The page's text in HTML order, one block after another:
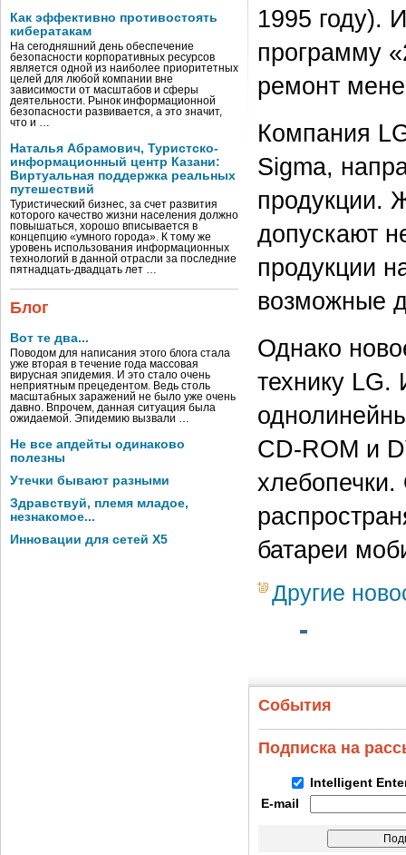
Как эффективно противостоять
кибератакам
На сегодняшний день обеспечение
безопасности корпоративных ресурсов
является одной из наиболее приоритетных
целей для любой компании вне
зависимости от масштабов и сферы
деятельности. Рынок информационной
безопасности развивается, а это значит,
что и …
Наталья Абрамович, Туристско-
информационный центр Казани:
Виртуальная поддержка реальных
путешествий
Туристический бизнес, за счет развития
которого качество жизни населения должно
повышаться, хорошо вписывается в
концепцию «умного города». К тому же
уровень использования информационных
технологий в данной отрасли за последние
пятнадцать-двадцать лет …
Блог
Вот те два...
Поводом для написания этого блога стала
уже вторая в течение года массовая
вирусная эпидемия. И это стало очень
неприятным прецедентом. Ведь столь
масштабных заражений не было уже очень
давно. Впрочем, данная ситуация была
ожидаемой. Эпидемию вызвали …
Не все апдейты одинаково
полезны
Утечки бывают разными
Здравствуй, племя младое,
незнакомое...
Инновации для сетей X5
1995 году).
программу
ремонт
Компания
Sigma,
продукции.
допускают
продукции
возможные
Однако
технику
CD-ROM и
батареи
Другие
События
Подписка на
Intelligent
E-mail